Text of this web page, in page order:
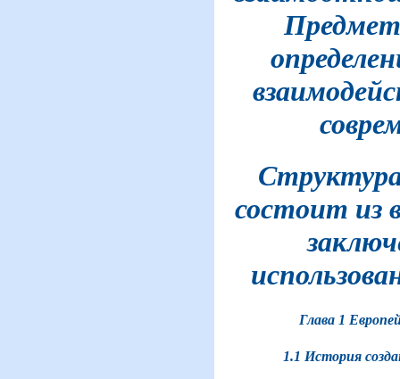
Предмет
состоит из
Глава 1
1.1 История